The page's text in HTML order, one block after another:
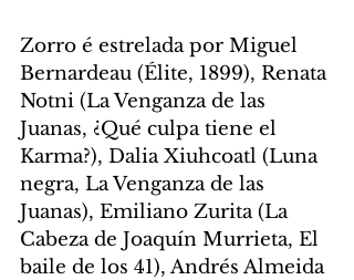
Zorro é estrelada por Miguel
Bernardeau (Élite, 1899), Renata
Notni (La Venganza de las
Juanas, ¿Qué culpa tiene el
Karma?), Dalia Xiuhcoatl (Luna
negra, La Venganza de las
Juanas), Emiliano Zurita (La
Cabeza de Joaquín Murrieta, El
baile de los 41), Andrés Almeida